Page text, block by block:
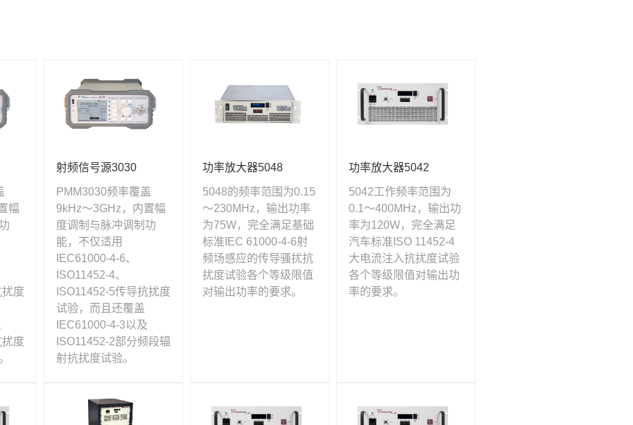
幅
扰度
扰度
射频信号源3030
PMM3030频率覆盖
9kHz～3GHz，内置幅
度调制与脉冲调制功
能，不仅适用
IEC61000-4-6、
ISO11452-4、
ISO11452-5传导抗扰度
试验，而且还覆盖
IEC61000-4-3以及
ISO11452-2部分频段辐
射抗扰度试验。
功率放大器5048
5048的频率范围为0.15
～230MHz，输出功率
为75W，完全满足基础
标准IEC 61000-4-6射
频场感应的传导骚扰抗
扰度试验各个等级限值
对输出功率的要求。
功率放大器5042
5042工作频率范围为
0.1～400MHz，输出功
率为120W，完全满足
汽车标准ISO 11452-4
大电流注入抗扰度试验
各个等级限值对输出功
率的要求。